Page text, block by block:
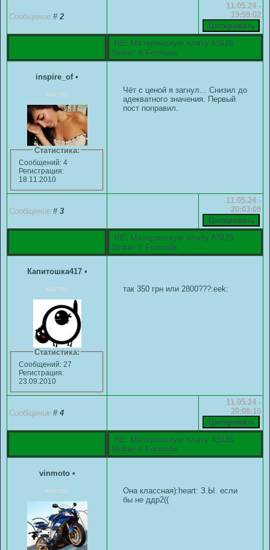
Сообщение # 2
11.05.24 -
19:59:02
RE: Материнскую плату ASUS
Striker II Formula
inspire_of •
мастер
Статистика:
Сообщений: 4
Регистрация:
18.11.2010
Чёт с ценой я загнул... Снизил до
адекватного значения. Первый
пост поправил.
Сообщение # 3
11.05.24 -
20:03:09
RE: Материнскую плату ASUS
Striker II Formula
Капитошка417 •
мастер
Статистика:
Сообщений: 27
Регистрация:
23.09.2010
так 350 грн или 2800???:eek:
Сообщение # 4
11.05.24 -
20:08:10
RE: Материнскую плату ASUS
Striker II Formula
vinmoto •
мастер
Она классная):heart: З.Ы. если
бы не ддр2((